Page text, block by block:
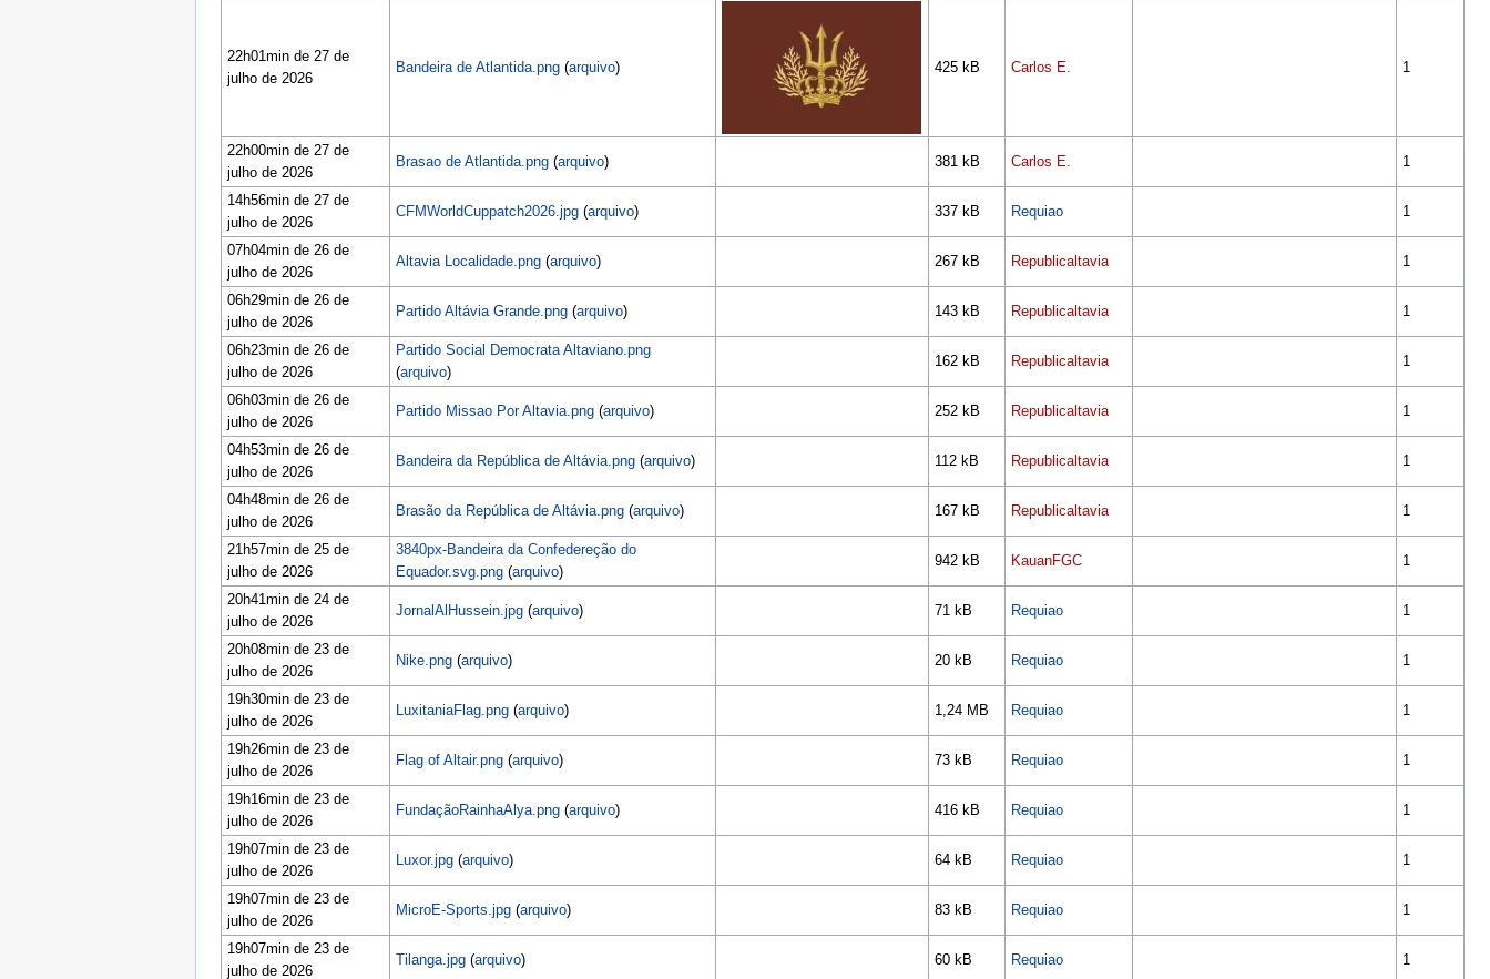
22h01min de 27 de
julho de 2026
Bandeira de Atlantida.png (arquivo) 425 kB Carlos E. 1
22h00min de 27 de
julho de 2026
Brasao de Atlantida.png (arquivo) 381 kB Carlos E. 1
14h56min de 27 de
julho de 2026
CFMWorldCuppatch2026.jpg (arquivo) 337 kB Requiao 1
07h04min de 26 de
julho de 2026
Altavia Localidade.png (arquivo) 267 kB Republicaltavia 1
06h29min de 26 de
julho de 2026
Partido Altávia Grande.png (arquivo) 143 kB Republicaltavia 1
06h23min de 26 de
julho de 2026
Partido Social Democrata Altaviano.png
(arquivo)
162 kB Republicaltavia 1
06h03min de 26 de
julho de 2026
Partido Missao Por Altavia.png (arquivo) 252 kB Republicaltavia 1
04h53min de 26 de
julho de 2026
Bandeira da República de Altávia.png (arquivo) 112 kB Republicaltavia 1
04h48min de 26 de
julho de 2026
Brasão da República de Altávia.png (arquivo) 167 kB Republicaltavia 1
21h57min de 25 de
julho de 2026
3840px-Bandeira da Confedereção do
Equador.svg.png (arquivo)
942 kB KauanFGC 1
20h41min de 24 de
julho de 2026
JornalAlHussein.jpg (arquivo) 71 kB Requiao 1
20h08min de 23 de
julho de 2026
Nike.png (arquivo) 20 kB Requiao 1
19h30min de 23 de
julho de 2026
LuxitaniaFlag.png (arquivo) 1,24 MB Requiao 1
19h26min de 23 de
julho de 2026
Flag of Altair.png (arquivo) 73 kB Requiao 1
19h16min de 23 de
julho de 2026
FundaçãoRainhaAlya.png (arquivo) 416 kB Requiao 1
19h07min de 23 de
julho de 2026
Luxor.jpg (arquivo) 64 kB Requiao 1
19h07min de 23 de
julho de 2026
MicroE-Sports.jpg (arquivo) 83 kB Requiao 1
19h07min de 23 de
julho de 2026
Tilanga.jpg (arquivo) 60 kB Requiao 1